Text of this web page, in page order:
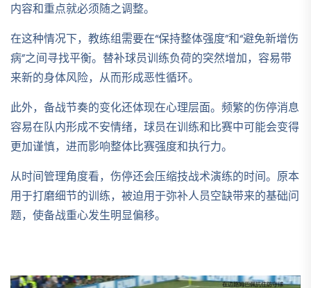
内容和重点就必须随之调整。
在这种情况下，教练组需要在“保持整体强度”和“避免新增伤
病”之间寻找平衡。替补球员训练负荷的突然增加，容易带
来新的身体风险，从而形成恶性循环。
此外，备战节奏的变化还体现在心理层面。频繁的伤停消息
容易在队内形成不安情绪，球员在训练和比赛中可能会变得
更加谨慎，进而影响整体比赛强度和执行力。
从时间管理角度看，伤停还会压缩技战术演练的时间。原本
用于打磨细节的训练，被迫用于弥补人员空缺带来的基础问
题，使备战重心发生明显偏移。